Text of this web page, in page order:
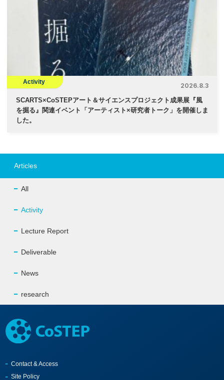
Activity
2026.8.3
SCARTS×CoSTEPアート＆サイエンスプロジェクト成果展『風
を掘る』関連イベント「アーティスト×研究者トーク」を開催しま
した。
Articles
All
Activity
Lecture Report
Deliverable
News
research
Contact & Access
Site Policy